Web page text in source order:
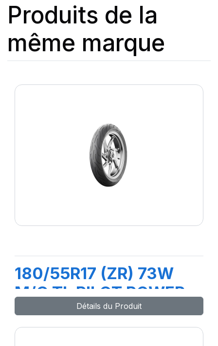
Produits de la
même marque
180/55R17 (ZR) 73W
M/C TL PILOT POWER
2CT RearDétails du Produit